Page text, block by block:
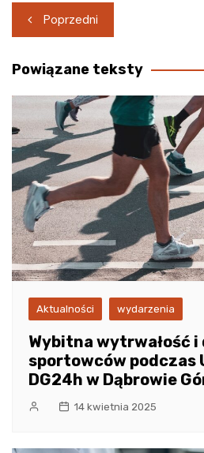
Nawigacja
wpisu
Poprzedni
Powiązane teksty
Aktualności wydarzenia
Wybitna wytrwałość
sportowców podczas
DG24h w Dąbrowie
14 kwietnia 2025